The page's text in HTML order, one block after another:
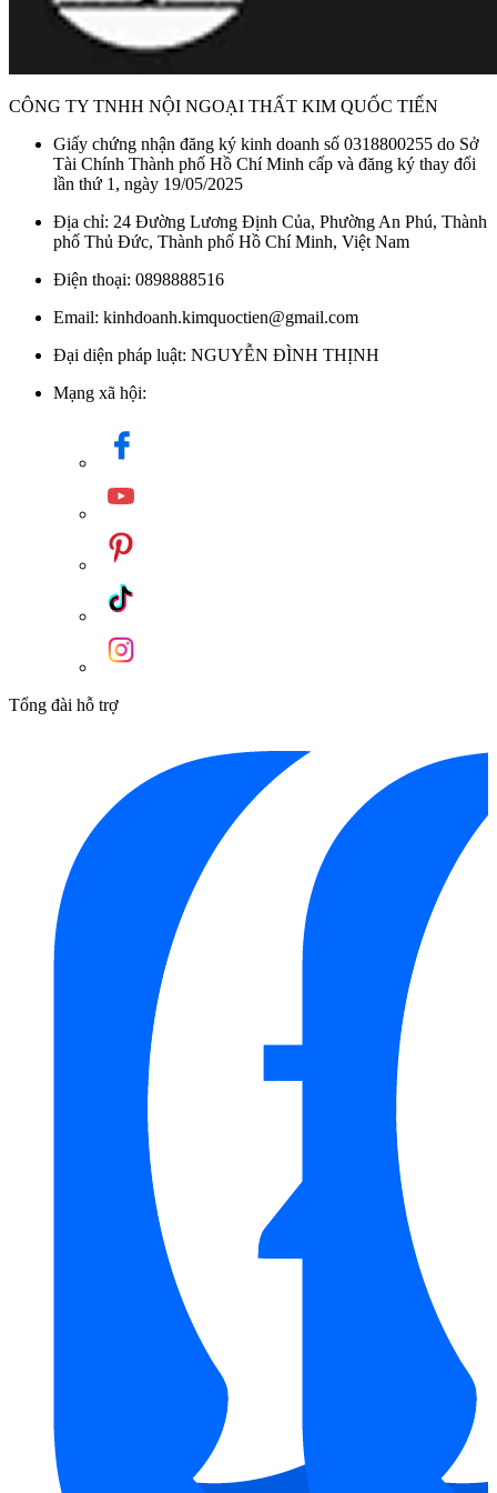
Có
Chức
toàn
Hệ thống chống tràn, Khóa chống trẻ em, Hệ
thống dây tiếp nối đất
Cường
độ dòng
điện
10A
Công
suất
Chiều
cấp
dài ống
150 cm
150 cm
hành
Thiết kế của máy giặt Bosch Serie 6 WAT28482SG 9kg được
chú trọng vào sự chắc chắn, linh hoạt và thẩm mỹ hiện đại. Vỏ
máy làm từ thép cao cấp không gỉ, phủ lớp sơn trắng tinh tế,
tạo ấn tượng ngay từ cái nhìn đầu tiên. Bảng điều khiển với 15
chương trình giặt cơ bản dễ dàng thao tác bằng núm vặn inox
và màn hình LED hiển thị rõ ràng các thông số. Cửa máy giặt
ở phía trước có đường kính 32cm và góc mở rộng 171 độ, bản
lề bên trái, giúp việc bỏ và lấy quần áo thuận tiện hơn. Với
kích thước 84.8 cm x 59.8 cm x 59.0 cm và trọng lượng 70.4
kg, máy dễ dàng lắp đặt gần nguồn cấp và thoát nước.
Thiết kế của máy giặt Bosch Serie 6 WAT28482SG 9kg được chú
trọng vào sự chắc chắn, linh hoạt và thẩm mỹ hiện đại.
CÔNG TY TNHH NỘI NGOẠI THẤT KIM QUỐC TIẾN
Giấy chứng nhận đăng ký kinh doanh số 0318800255 do Sở
Tài Chính Thành phố Hồ Chí Minh cấp và đăng ký thay đổi
lần thứ 1, ngày 19/05/2025
Địa chỉ: 24 Đường Lương Định Của, Phường An Phú, Thành
phố Thủ Đức, Thành phố Hồ Chí Minh, Việt Nam
Điện thoại: 0898888516
Email: kinhdoanh.kimquoctien@gmail.com
Đại diện pháp luật: NGUYỄN ĐÌNH THỊNH
Mạng xã hội:
Tổng đài hỗ trợ